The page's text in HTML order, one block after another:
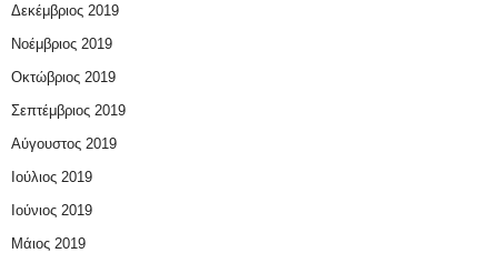
Δεκέμβριος 2019
Νοέμβριος 2019
Οκτώβριος 2019
Σεπτέμβριος 2019
Αύγουστος 2019
Ιούλιος 2019
Ιούνιος 2019
Μάιος 2019